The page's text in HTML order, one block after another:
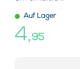
Auf Lager
4,95